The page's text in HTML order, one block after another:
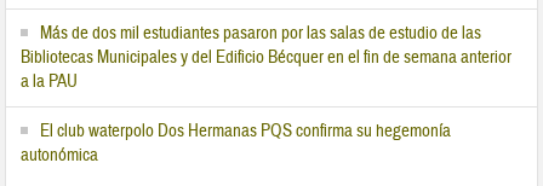
Más de dos mil estudiantes pasaron por las salas de estudio de las
Bibliotecas Municipales y del Edificio Bécquer en el fin de semana anterior
a la PAU
El club waterpolo Dos Hermanas PQS confirma su hegemonía
autonómica